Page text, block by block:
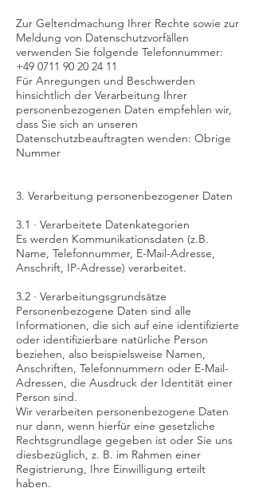
Zur Geltendmachung Ihrer Rechte sowie zur
Meldung von Datenschutzvorfällen
verwenden Sie folgende Telefonnummer:
+49 0711 90 20 24 11
Für Anregungen und Beschwerden
hinsichtlich der Verarbeitung Ihrer
personenbezogenen Daten empfehlen wir,
dass Sie sich an unseren
Datenschutzbeauftragten wenden: Obrige
Nummer
3. Verarbeitung personenbezogener Daten
3.1 · Verarbeitete Datenkategorien
Es werden Kommunikationsdaten (z.B.
Name, Telefonnummer, E-Mail-Adresse,
Anschrift, IP-Adresse) verarbeitet.
3.2 · Verarbeitungsgrundsätze
Personenbezogene Daten sind alle
Informationen, die sich auf eine identifizierte
oder identifizierbare natürliche Person
beziehen, also beispielsweise Namen,
Anschriften, Telefonnummern oder E-Mail-
Adressen, die Ausdruck der Identität einer
Person sind.
Wir verarbeiten personenbezogene Daten
nur dann, wenn hierfür eine gesetzliche
Rechtsgrundlage gegeben ist oder Sie uns
diesbezüglich, z. B. im Rahmen einer
Registrierung, Ihre Einwilligung erteilt
haben.